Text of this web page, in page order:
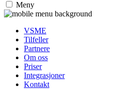
Meny
VSME
Tilfeller
Partnere
Om oss
Priser
Integrasjoner
Kontakt